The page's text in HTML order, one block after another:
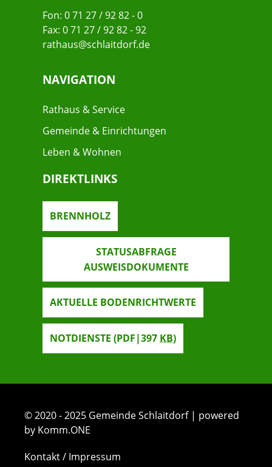
Fon: 0 71 27 / 92 82 - 0
Fax: 0 71 27 / 92 82 - 92
rathaus@schlaitdorf.de
NAVIGATION
Rathaus & Service
Gemeinde & Einrichtungen
Leben & Wohnen
DIREKTLINKS
BRENNHOLZ
STATUSABFRAGE
AUSWEISDOKUMENTE
AKTUELLE BODENRICHTWERTE
NOTDIENSTE (PDF|397KB)
© 2020 - 2025 Gemeinde Schlaitdorf | powered
by Komm.ONE
Kontakt / Impressum